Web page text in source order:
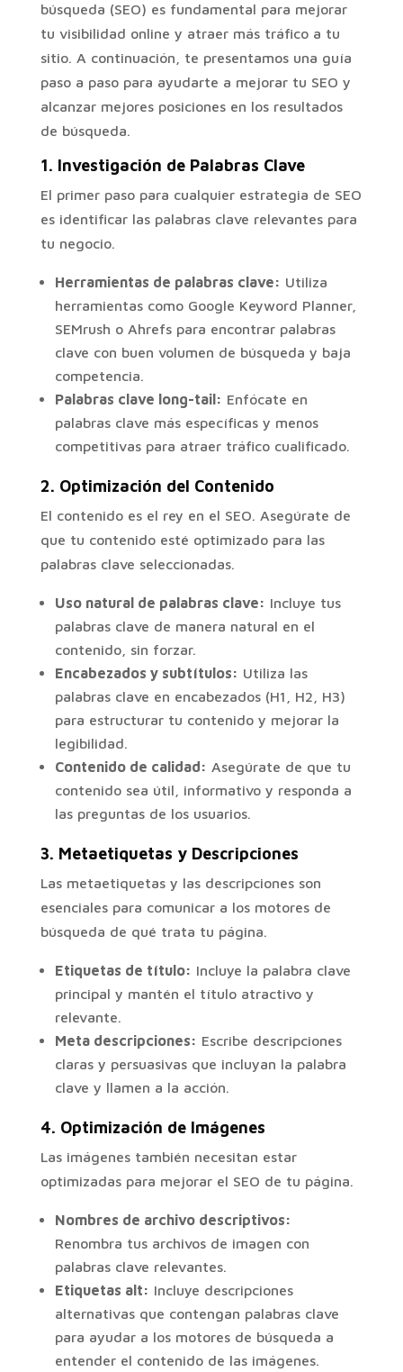
búsqueda (SEO) es fundamental para mejorar
tu visibilidad online y atraer más tráfico a tu
sitio. A continuación, te presentamos una guía
paso a paso para ayudarte a mejorar tu SEO y
alcanzar mejores posiciones en los resultados
de búsqueda.
1. Investigación de Palabras Clave
El primer paso para cualquier estrategia de SEO
es identificar las palabras clave relevantes para
tu negocio.
Herramientas de palabras clave: Utiliza
herramientas como Google Keyword Planner,
SEMrush o Ahrefs para encontrar palabras
clave con buen volumen de búsqueda y baja
competencia.
Palabras clave long-tail: Enfócate en
palabras clave más específicas y menos
competitivas para atraer tráfico cualificado.
2. Optimización del Contenido
El contenido es el rey en el SEO. Asegúrate de
que tu contenido esté optimizado para las
palabras clave seleccionadas.
Uso natural de palabras clave: Incluye tus
palabras clave de manera natural en el
contenido, sin forzar.
Encabezados y subtítulos: Utiliza las
palabras clave en encabezados (H1, H2, H3)
para estructurar tu contenido y mejorar la
legibilidad.
Contenido de calidad: Asegúrate de que tu
contenido sea útil, informativo y responda a
las preguntas de los usuarios.
3. Metaetiquetas y Descripciones
Las metaetiquetas y las descripciones son
esenciales para comunicar a los motores de
búsqueda de qué trata tu página.
Etiquetas de título: Incluye la palabra clave
principal y mantén el título atractivo y
relevante.
Meta descripciones: Escribe descripciones
claras y persuasivas que incluyan la palabra
clave y llamen a la acción.
4. Optimización de Imágenes
Las imágenes también necesitan estar
optimizadas para mejorar el SEO de tu página.
Nombres de archivo descriptivos:
Renombra tus archivos de imagen con
palabras clave relevantes.
Etiquetas alt: Incluye descripciones
alternativas que contengan palabras clave
para ayudar a los motores de búsqueda a
entender el contenido de las imágenes.